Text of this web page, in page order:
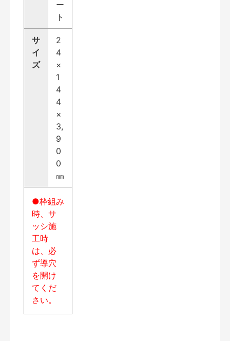
ー
ト
サ
イ
ズ
2
4
×
1
4
4
×
3,
9
0
0
㎜
●枠組み
時、サ
ッシ施
工時
は、必
ず導穴
を開け
てくだ
さい。